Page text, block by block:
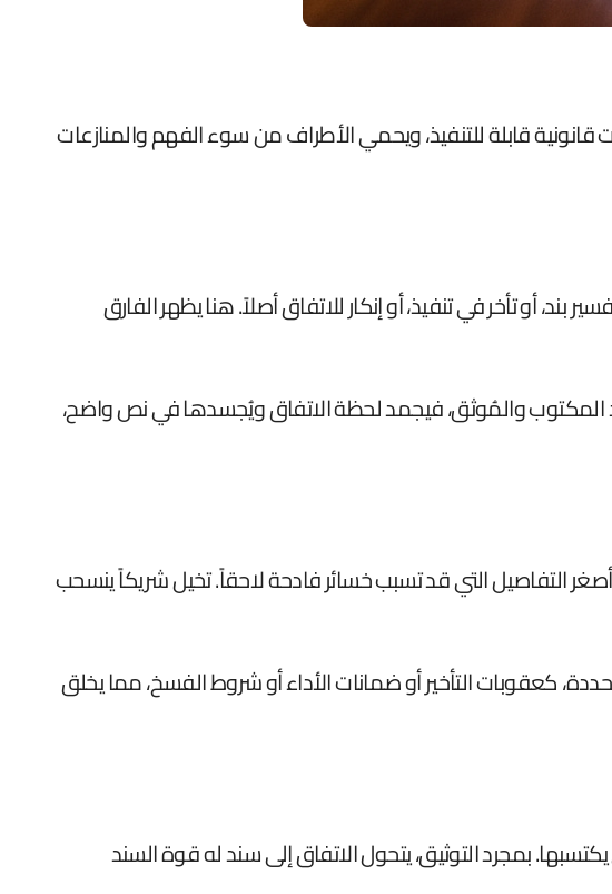
قانونية قابلة للتنفيذ، ويحمي الأطراف من سوء الفهم والمنازعات
أو تأخر في تنفيذ، أو إنكار للاتفاق أصلاً. هنا يظهر الفارق
المكتوب والمُوثق، فيجمد لحظة الاتفاق ويُجسدها في نص واضح،
التفاصيل التي قد تسبب خسائر فادحة لاحقاً. تخيل شريكاً ينسحب
كعقوبات التأخير أو ضمانات الأداء أو شروط الفسخ، مما يخلق
بمجرد التوثيق، يتحول الاتفاق إلى سند له قوة السند